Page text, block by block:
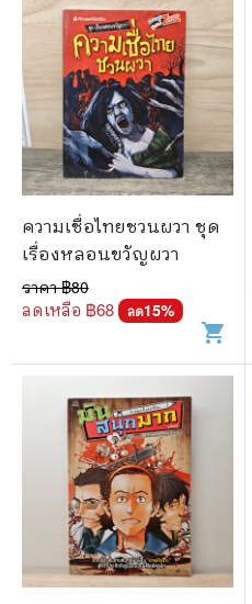
ความเชื่อไทยชวนผวา ชุด
เรื่องหลอนขวัญผวา
ราคา ฿80
ลดเหลือ ฿68 ลด15%
shopping_cart